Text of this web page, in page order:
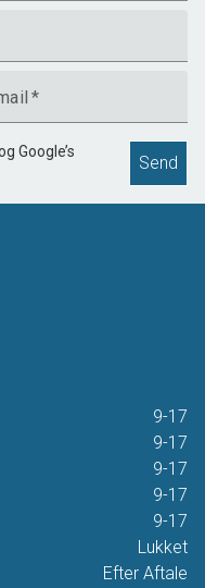
*
Google’s
Send
9-17
9-17
9-17
9-17
9-17
Lukket
Efter Aftale